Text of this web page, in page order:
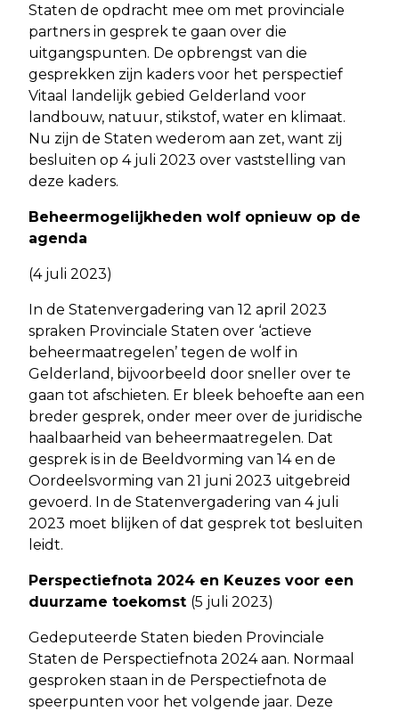
Staten de opdracht mee om met provinciale
partners in gesprek te gaan over die
uitgangspunten. De opbrengst van die
gesprekken zijn kaders voor het perspectief
Vitaal landelijk gebied Gelderland voor
landbouw, natuur, stikstof, water en klimaat.
Nu zijn de Staten wederom aan zet, want zij
besluiten op 4 juli 2023 over vaststelling van
deze kaders.
Beheermogelijkheden wolf opnieuw op de
agenda
(4 juli 2023)
In de Statenvergadering van 12 april 2023
spraken Provinciale Staten over ‘actieve
beheermaatregelen’ tegen de wolf in
Gelderland, bijvoorbeeld door sneller over te
gaan tot afschieten. Er bleek behoefte aan een
breder gesprek, onder meer over de juridische
haalbaarheid van beheermaatregelen. Dat
gesprek is in de Beeldvorming van 14 en de
Oordeelsvorming van 21 juni 2023 uitgebreid
gevoerd. In de Statenvergadering van 4 juli
2023 moet blijken of dat gesprek tot besluiten
leidt.
Perspectiefnota 2024 en Keuzes voor een
duurzame toekomst (5 juli 2023)
Gedeputeerde Staten bieden Provinciale
Staten de Perspectiefnota 2024 aan. Normaal
gesproken staan in de Perspectiefnota de
speerpunten voor het volgende jaar. Deze